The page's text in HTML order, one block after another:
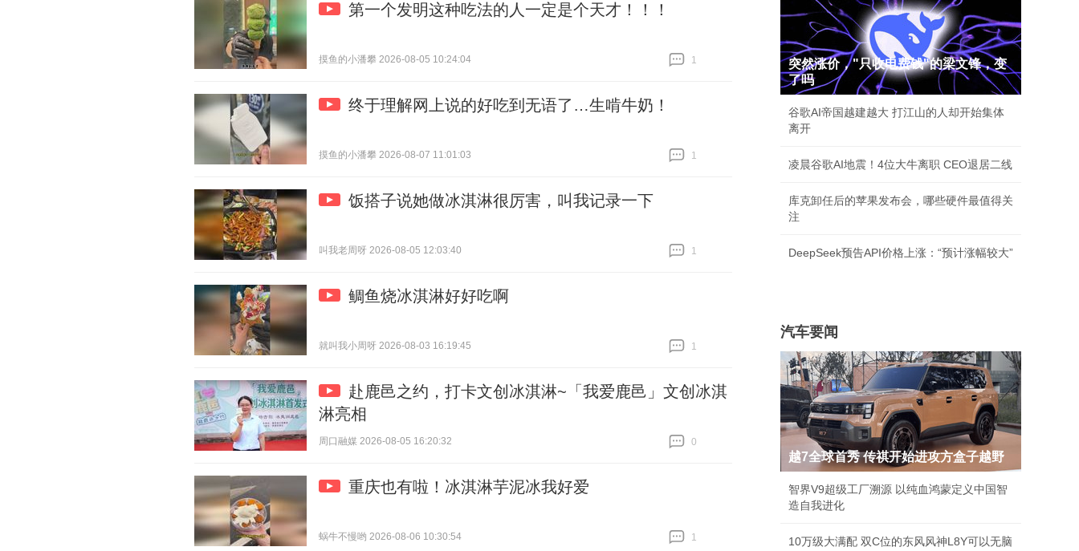
第一个发明这种吃法的人一定是个天才！！！
摸鱼的小潘攀 2026-08-05 10:24:04
1
终于理解网上说的好吃到无语了…生啃牛奶！
摸鱼的小潘攀 2026-08-07 11:01:03
1
饭搭子说她做冰淇淋很厉害，叫我记录一下
叫我老周呀 2026-08-05 12:03:40
1
鲷鱼烧冰淇淋好好吃啊
就叫我小周呀 2026-08-03 16:19:45
1
赴鹿邑之约，打卡文创冰淇淋~「我爱鹿邑」文创冰淇
淋亮相
周口融媒 2026-08-05 16:20:32
0
重庆也有啦！冰淇淋芋泥冰我好爱
蜗牛不慢哟 2026-08-06 10:30:54
1
突然涨价，"只收电费钱"的梁文锋，变
了吗
谷歌AI帝国越建越大 打江山的人却开始集体
离开
凌晨谷歌AI地震！4位大牛离职 CEO退居二线
库克卸任后的苹果发布会，哪些硬件最值得关
注
DeepSeek预告API价格上涨：“预计涨幅较大”
汽车要闻
越7全球首秀 传祺开始进攻方盒子越野
智界V9超级工厂溯源 以纯血鸿蒙定义中国智
造自我进化
10万级大满配 双C位的东风风神L8Y可以无脑